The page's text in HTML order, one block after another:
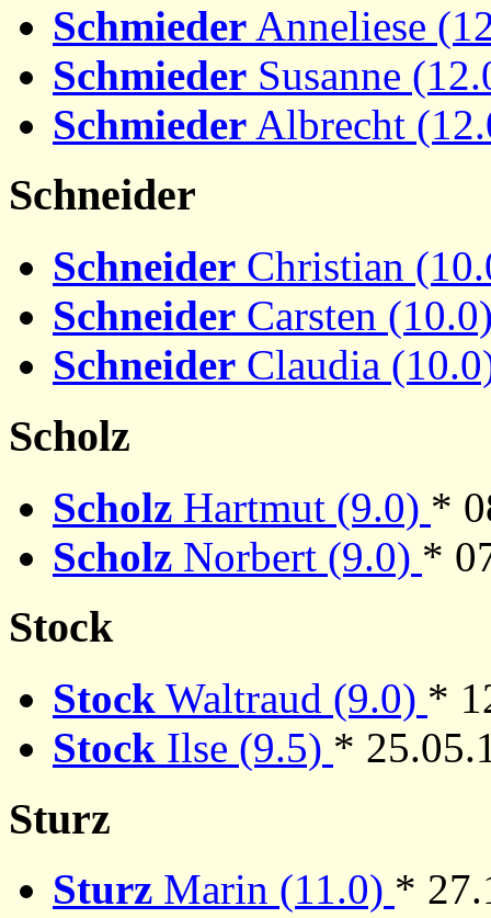
Schmieder Anneliese
Schmieder Susanne
Schmieder Albrecht
Schneider
Schneider Christian
Schneider Carsten
Schneider Claudia
Scholz
Scholz Hartmut (9.0) *
Scholz Norbert (9.0) *
Stock
Stock Waltraud (9.0) *
Stock Ilse (9.5) *
Sturz
Sturz Marin (11.0) *